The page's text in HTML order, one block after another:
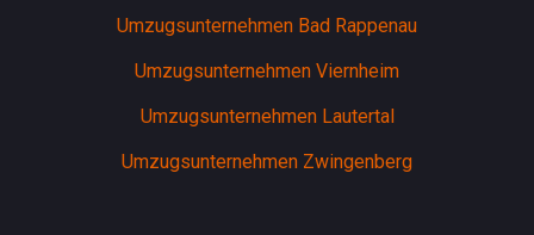
Umzugsunternehmen Bad Rappenau
Umzugsunternehmen Viernheim
Umzugsunternehmen Lautertal
Umzugsunternehmen Zwingenberg